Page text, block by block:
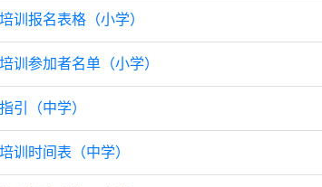
训报名表格（小学）
训参加者名单（小学）
引（中学）
训时间表（中学）